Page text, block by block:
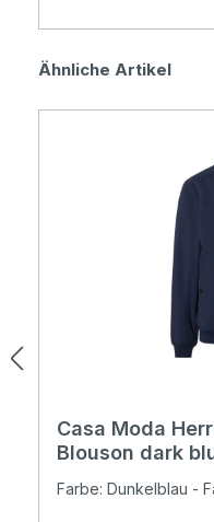
Produktgalerie
Ähnliche Artikel
Casa Moda
Blouson dark
Farbe: Dunkelblau -